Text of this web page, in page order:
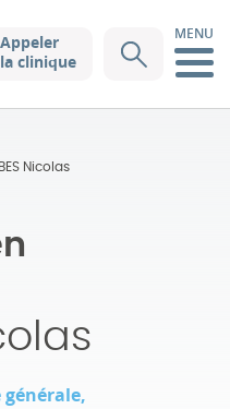
Appeler
la clinique
MENU
Nicolas